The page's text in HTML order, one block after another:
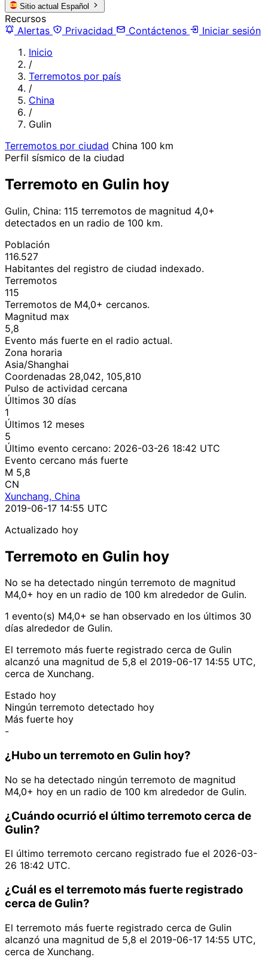
Sitio actual Español
Recursos
Alertas
Privacidad Contáctenos
Iniciar sesión
Inicio
/
Terremotos por país
/
China
/
Gulin
Terremotos por ciudad China 100 km
Perfil sísmico de la ciudad
Terremoto en Gulin hoy
Gulin, China: 115 terremotos de magnitud 4,0+
detectados en un radio de 100 km.
Población
116.527
Habitantes del registro de ciudad indexado.
Terremotos
115
Terremotos de M4,0+ cercanos.
Magnitud max
5,8
Evento más fuerte en el radio actual.
Zona horaria
Asia/Shanghai
Coordenadas 28,042, 105,810
Pulso de actividad cercana
Últimos 30 días
1
Últimos 12 meses
5
Último evento cercano: 2026-03-26 18:42 UTC
Evento cercano más fuerte
M 5,8
CN
Xunchang, China
2019-06-17 14:55 UTC
Actualizado hoy
Terremoto en Gulin hoy
No se ha detectado ningún terremoto de magnitud
M4,0+ hoy en un radio de 100 km alrededor de Gulin.
1 evento(s) M4,0+ se han observado en los últimos 30
días alrededor de Gulin.
El terremoto más fuerte registrado cerca de Gulin
alcanzó una magnitud de 5,8 el 2019-06-17 14:55 UTC,
cerca de Xunchang.
Estado hoy
Ningún terremoto detectado hoy
Más fuerte hoy
-
¿Hubo un terremoto en Gulin hoy?
No se ha detectado ningún terremoto de magnitud
M4,0+ hoy en un radio de 100 km alrededor de Gulin.
¿Cuándo ocurrió el último terremoto cerca de
Gulin?
El último terremoto cercano registrado fue el 2026-03-
26 18:42 UTC.
¿Cuál es el terremoto más fuerte registrado
cerca de Gulin?
El terremoto más fuerte registrado cerca de Gulin
alcanzó una magnitud de 5,8 el 2019-06-17 14:55 UTC,
cerca de Xunchang.